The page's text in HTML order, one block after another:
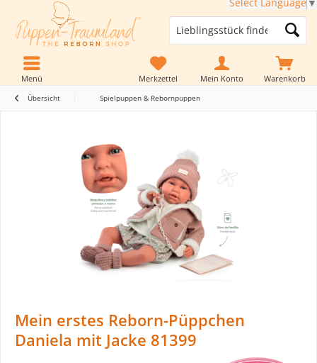
Warenkorb
Merkzettel Mein Konto
Menü
Übersicht Spielpuppen & Rebornpuppen
Mein erstes Reborn-Püppchen
Daniela mit Jacke 81399